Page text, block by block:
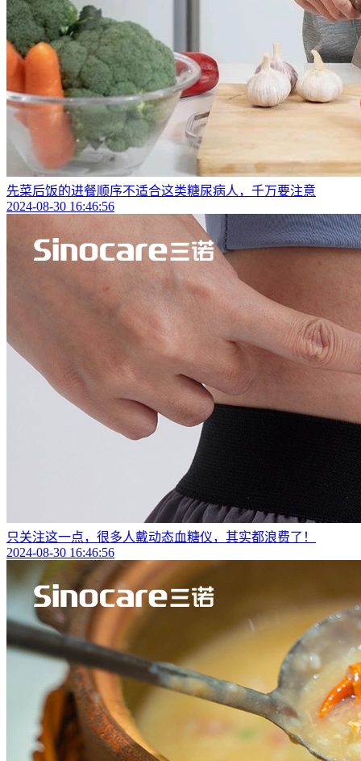
先菜后饭的进餐顺序不适合这类糖尿病人，千万要注意
2024-08-30 16:46:56
只关注这一点，很多人戴动态血糖仪，其实都浪费了！
2024-08-30 16:46:56